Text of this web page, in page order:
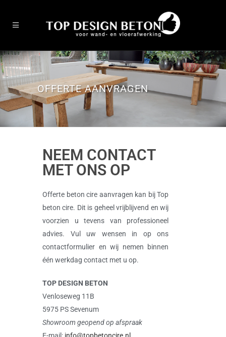
OFFERTE AANVRAGEN
NEEM CONTACT
MET ONS OP
Offerte beton cire aanvragen kan bij Top
beton cire. Dit is geheel vrijblijvend en wij
voorzien u tevens van professioneel
advies. Vul uw wensen in op ons
contactformulier en wij nemen binnen
één werkdag contact met u op.
TOP DESIGN BETON
Venloseweg 11B
5975 PS Sevenum
Showroom geopend op afspraak